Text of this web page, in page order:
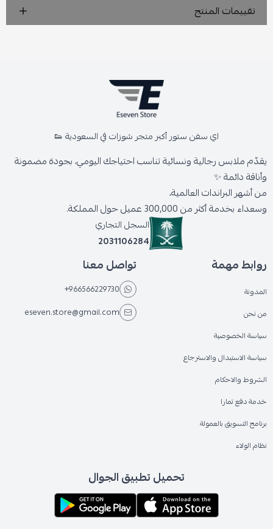
تقييمات المنتج
اي سفن ستور أكبر متجر شوزات في السعودية 👟
يقدّم ملابس رجالية ونسائية تناسب احتياجك اليومي، بجودة مضمونة
وأناقة دائمة ✨
من أشهر البراندات العالمية،
وسعداء بخدمة أكثر من 300,000 عميل حول المملكة.
السجل التجاري
2031106284
روابط مهمة
المدونة
من نحن
سياسة الخصوصية
سياسة الاستبدال والاسترجاع
الشروط والاحكام
خدمة دفع تمارا
برنامج التسويق بالعمولة
نظام الولاء
تواصل معنا
+966566229730
eseven.store@gmail.com
تحميل تطبيق الجوال